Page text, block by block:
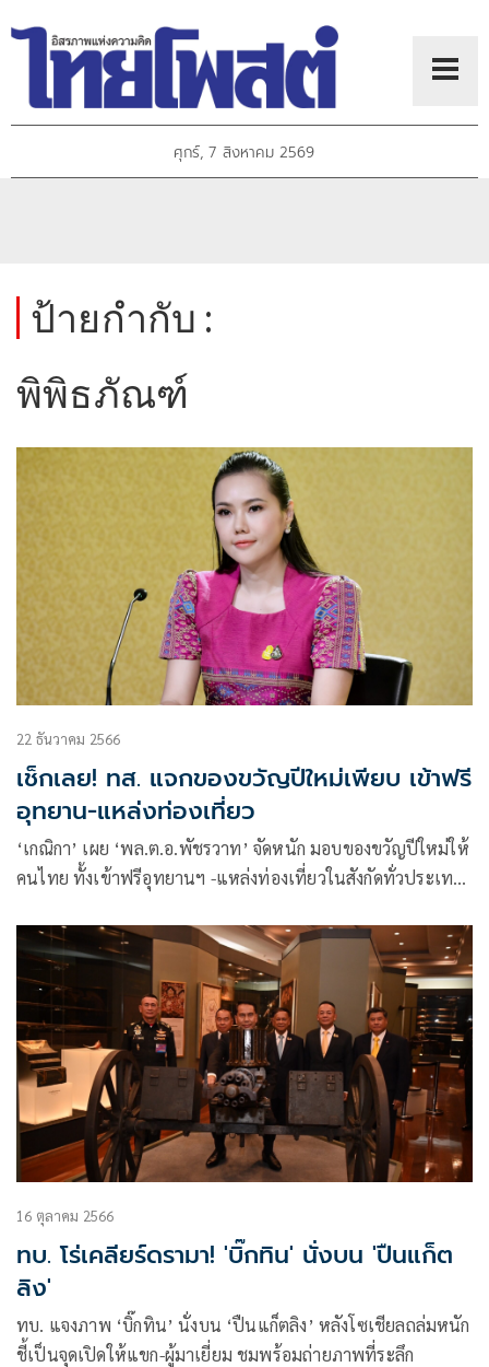
ศุกร์, 7 สิงหาคม 2569
ป้ายกำกับ :
พิพิธภัณฑ์
22 ธันวาคม 2566
เช็กเลย! ทส. แจกของขวัญปีใหม่เพียบ เข้าฟรี
อุทยาน-แหล่งท่องเที่ยว
‘เกณิกา’ เผย ‘พล.ต.อ.พัชรวาท’ จัดหนัก มอบของขวัญปีใหม่ให้
คนไทย ทั้งเข้าฟรีอุทยานฯ -แหล่งท่องเที่ยวในสังกัดทั่วประเทศ
16 ตุลาคม 2566
ทบ. โร่เคลียร์ดรามา! 'บิ๊กทิน' นั่งบน 'ปืนแก็ต
ลิง'
ทบ. แจงภาพ ‘บิ๊กทิน’ นั่งบน ‘ปืนแก็ตลิง’ หลังโซเชียลถล่มหนัก
ชี้เป็นจุดเปิดให้แขก-ผู้มาเยี่ยม ชมพร้อมถ่ายภาพที่ระลึก